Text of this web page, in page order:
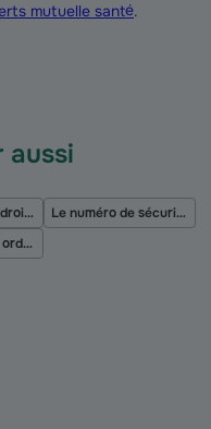
mutuelle santé.
aussi
L'attestation de droits carte vitale
Le numéro de sécurité sociale
La validité d’une ordonnance de spécialiste